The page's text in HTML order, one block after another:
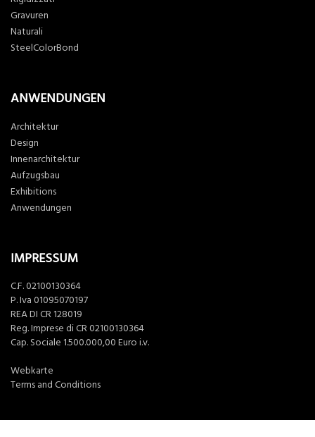
Gravuren
Naturali
SteelColorBond
ANWENDUNGEN
Architektur
Design
Innenarchitektur
Aufzugsbau
Exhibitions
Anwendungen
IMPRESSUM
C.F. 02100130364
P. Iva 01095070197
REA DI CR 128019
Reg. Imprese di CR 02100130364
Cap. Sociale 1.500.000,00 Euro i.v.
Webkarte
Terms and Conditions